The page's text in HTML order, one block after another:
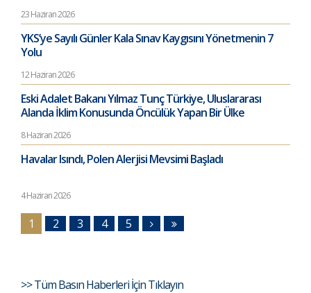
23 Haziran 2026
YKS’ye Sayılı Günler Kala Sınav Kaygısını Yönetmenin 7
Yolu
12 Haziran 2026
Eski Adalet Bakanı Yılmaz Tunç Türkiye, Uluslararası
Alanda İklim Konusunda Öncülük Yapan Bir Ülke
8 Haziran 2026
Havalar Isındı, Polen Alerjisi Mevsimi Başladı
4 Haziran 2026
1 2 3 4 5
>> Tüm Basın Haberleri İçin Tıklayın